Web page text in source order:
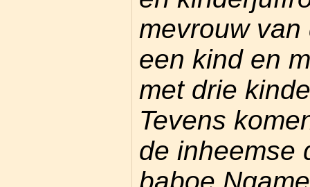
mevrouw
een kind en
met drie
Tevens
de inheemse